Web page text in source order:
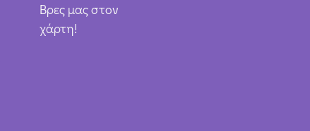
Βρες μας στον
χάρτη!